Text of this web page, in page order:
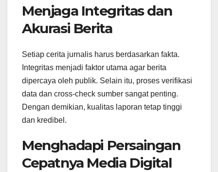
Menjaga Integritas dan
Akurasi Berita
Setiap cerita jurnalis harus berdasarkan fakta.
Integritas menjadi faktor utama agar berita
dipercaya oleh publik. Selain itu, proses verifikasi
data dan cross-check sumber sangat penting.
Dengan demikian, kualitas laporan tetap tinggi
dan kredibel.
Menghadapi Persaingan
Cepatnya Media Digital